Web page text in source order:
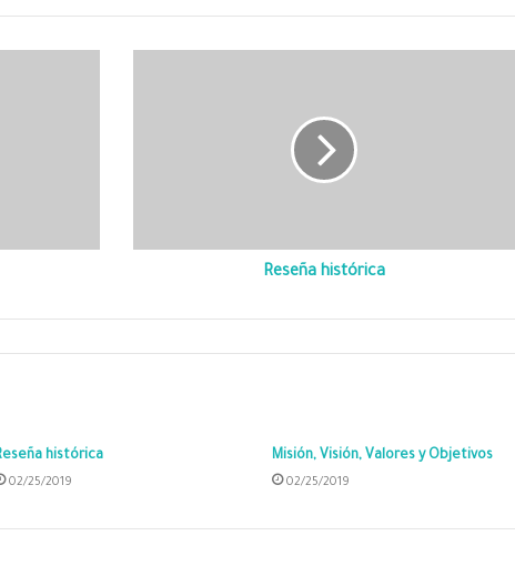
Reseña histórica
histórica
02/25/2019
Misión, Visión, Valores y Objetivos
02/25/2019